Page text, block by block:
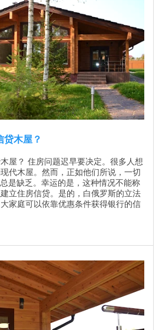
木屋？
屋？ 住房问题迟早要决定。很多人想
代木屋。然而，正如他们所说，一切
是缺乏。幸运的是，这种情况不能称
立住房信贷。是的，白俄罗斯的立法
家庭可以依靠优惠条件获得银行的信
家庭是大还是小，都没关系，主要的
屋。在本文中，我们考虑贷款的选
将研究他们的优缺点，开发商的建
屋。 选择开发人员 ...